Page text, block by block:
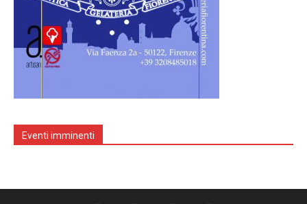
Eventi imminenti